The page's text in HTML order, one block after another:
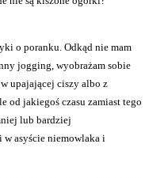
o poranku. Odkąd nie mam
jogging, wyobrażam sobie
upajającej ciszy albo z
od jakiegoś czasu zamiast tego
lub bardziej
asyście niemowlaka i